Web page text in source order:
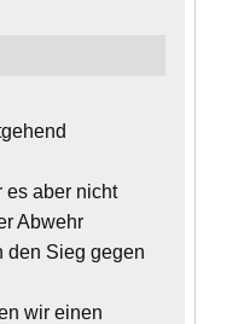
es aber nicht
Abwehr
den Sieg gegen
wir einen